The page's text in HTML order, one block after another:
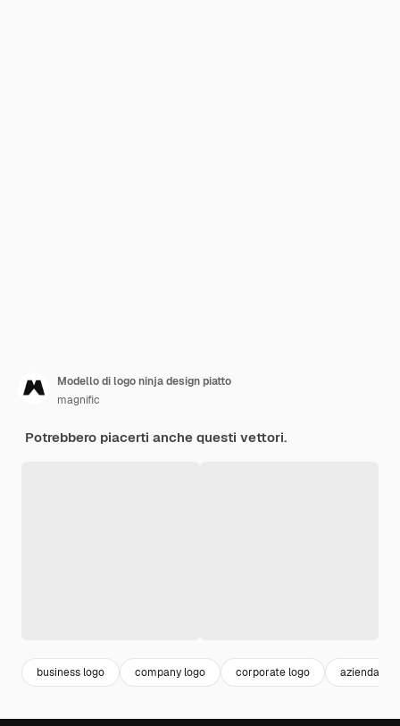
Modello di logo ninja design piatto
magnific
Potrebbero piacerti anche questi vettori.
business logo company logo corporate logo azienda